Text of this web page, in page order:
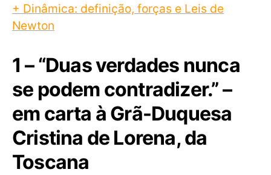
+ Dinâmica: definição, forças e Leis de
Newton
1 – “Duas verdades nunca
se podem contradizer.” –
em carta à Grã-Duquesa
Cristina de Lorena, da
Toscana